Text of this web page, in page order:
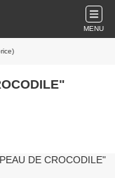
MENU